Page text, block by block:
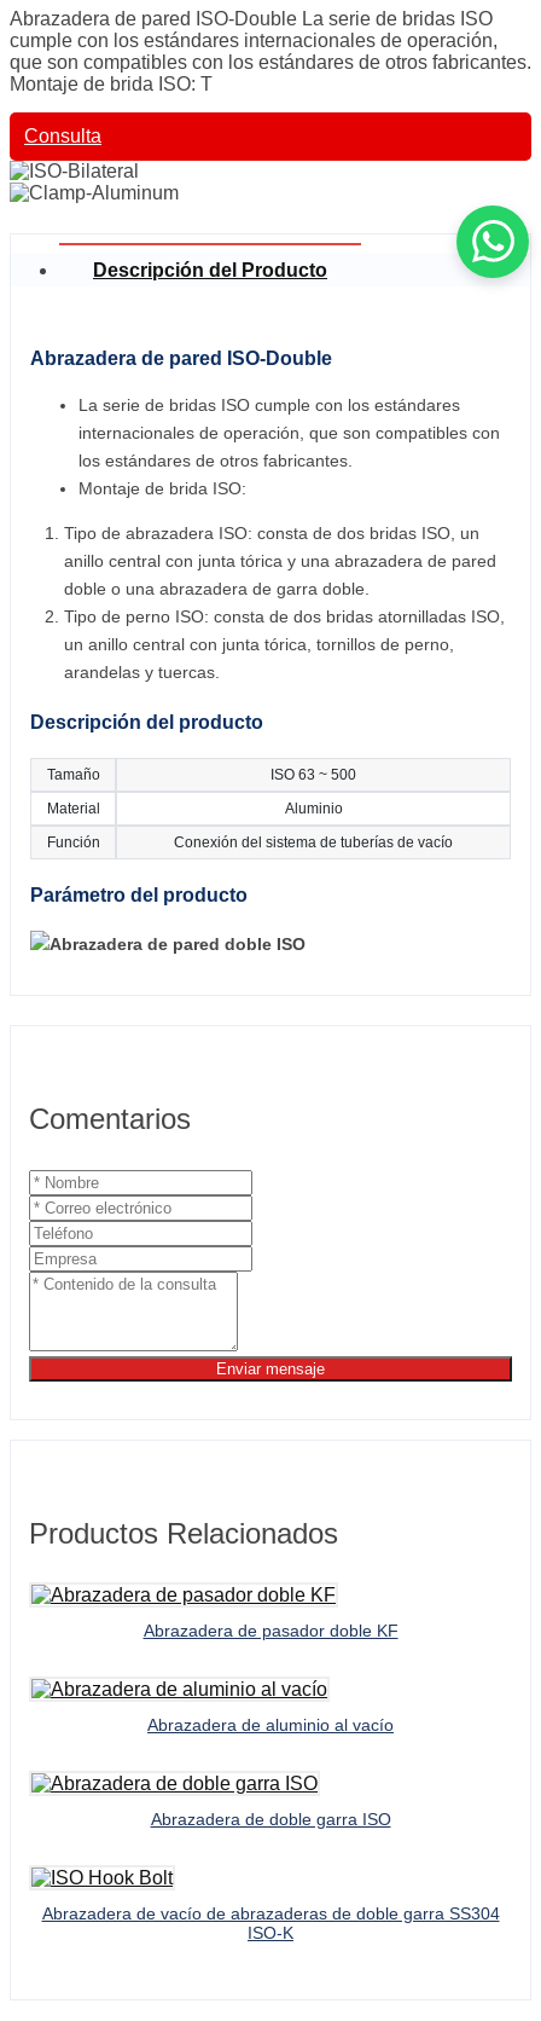
Abrazadera de pared ISO-Double La serie de bridas ISO
cumple con los estándares internacionales de operación,
que son compatibles con los estándares de otros fabricantes.
Montaje de brida ISO: T
Consulta
Descripción del Producto
Abrazadera de pared ISO-Double
La serie de bridas ISO cumple con los estándares
internacionales de operación, que son compatibles con
los estándares de otros fabricantes.
Montaje de brida ISO:
Tipo de abrazadera ISO: consta de dos bridas ISO, un
anillo central con junta tórica y una abrazadera de pared
doble o una abrazadera de garra doble.
Tipo de perno ISO: consta de dos bridas atornilladas ISO,
un anillo central con junta tórica, tornillos de perno,
arandelas y tuercas.
Descripción del producto
Tamaño
ISO 63 ~ 500
Material
Aluminio
Función
Conexión del sistema de tuberías de vacío
Parámetro del producto
Comentarios
Enviar mensaje
Productos Relacionados
Abrazadera de pasador doble KF
Abrazadera de aluminio al vacío
Abrazadera de doble garra ISO
Abrazadera de vacío de abrazaderas de doble garra SS304
ISO-K